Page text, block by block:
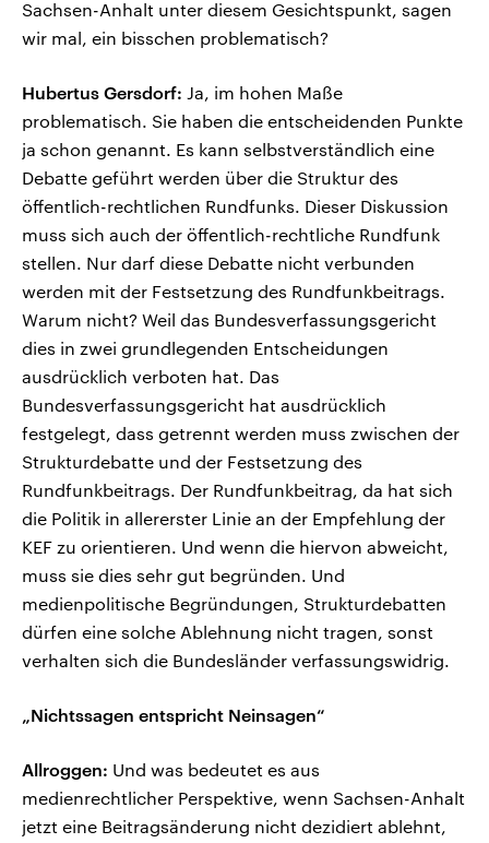
Sachsen-Anhalt unter diesem Gesichtspunkt, sagen
wir mal, ein bisschen problematisch?
Hubertus Gersdorf: Ja, im hohen Maße
problematisch. Sie haben die entscheidenden Punkte
ja schon genannt. Es kann selbstverständlich eine
Debatte geführt werden über die Struktur des
öffentlich-rechtlichen Rundfunks. Dieser Diskussion
muss sich auch der öffentlich-rechtliche Rundfunk
stellen. Nur darf diese Debatte nicht verbunden
werden mit der Festsetzung des Rundfunkbeitrags.
Warum nicht? Weil das Bundesverfassungsgericht
dies in zwei grundlegenden Entscheidungen
ausdrücklich verboten hat. Das
Bundesverfassungsgericht hat ausdrücklich
festgelegt, dass getrennt werden muss zwischen der
Strukturdebatte und der Festsetzung des
Rundfunkbeitrags. Der Rundfunkbeitrag, da hat sich
die Politik in allererster Linie an der Empfehlung der
KEF zu orientieren. Und wenn die hiervon abweicht,
muss sie dies sehr gut begründen. Und
medienpolitische Begründungen, Strukturdebatten
dürfen eine solche Ablehnung nicht tragen, sonst
verhalten sich die Bundesländer verfassungswidrig.
„Nichtssagen entspricht Neinsagen“
Allroggen: Und was bedeutet es aus
medienrechtlicher Perspektive, wenn Sachsen-Anhalt
jetzt eine Beitragsänderung nicht dezidiert ablehnt,